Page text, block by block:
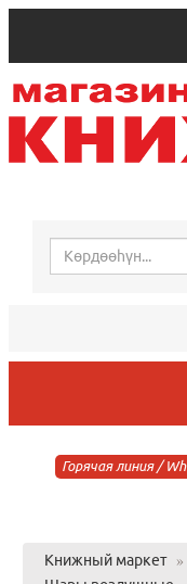
Горячая линия /
Книжный маркет »